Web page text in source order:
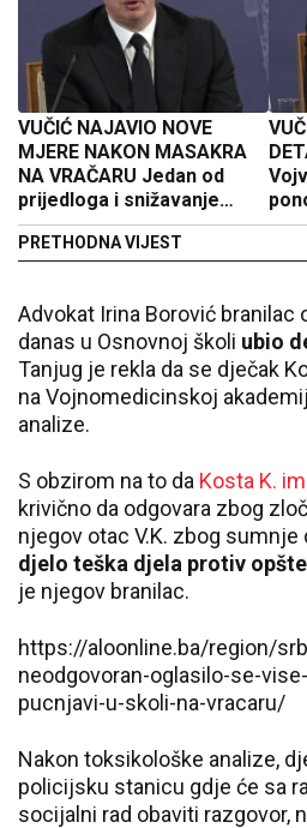
VUČIĆ NAJAVIO NOVE
MJERE NAKON MASAKRA
NA VRAČARU Jedan od
prijedloga i snižavanje
starosne granice za
krivično-pravnu
PRETHODNA VIJEST
Advokat Irina Borović branilac
danas u Osnovnoj školi ubio
Tanjug je rekla da se dječak
na Vojnomedicinskoj
analize.
S obzirom na to da Kosta K.
krivično da odgovara zbog
njegov otac V.K. zbog sumnje
djelo teška djela protiv
je njegov branilac.
https://aloonline.ba/region/
neodgovoran-oglasilo-se-
pucnjavi-u-skoli-na-vracaru/
Nakon toksikološke analize,
policijsku stanicu gdje će sa
socijalni rad obaviti razgovor,